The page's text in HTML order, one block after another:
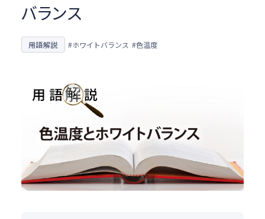
バランス
用語解説 #ホワイトバランス #色温度